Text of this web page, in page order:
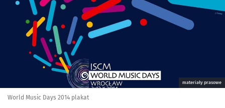
materiały prasowe
World Music Days 2014 plakat